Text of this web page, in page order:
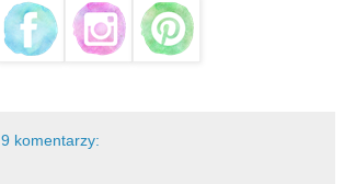
9 komentarzy: